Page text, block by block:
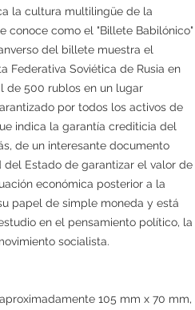
la cultura multilingüe de la
conoce como el "Billete Babilónico"
del billete muestra el
Federativa Soviética de Rusia en
de 500 rublos en un lugar
por todos los activos de
indica la garantía crediticia del
de un interesante documento
Estado de garantizar el valor de
económica posterior a la
papel de simple moneda y está
en el pensamiento político, la
socialista.
105 mm x 70 mm,